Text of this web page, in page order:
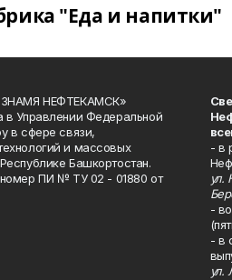
"Еда и напитки"
ЗНАМЯ НЕФТЕКАМСК»
в Управлении Федеральной
в сфере связи,
и массовых
Башкортостан.
номер ПИ № ТУ 02 - 01880 от
- в
ул.
-
- в
ул.